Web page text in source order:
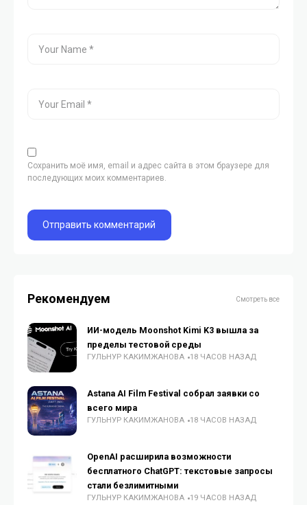
Сохранить моё имя, email и адрес сайта в этом браузере для
последующих моих комментариев.
Рекомендуем Смотреть все
ИИ-модель Moonshot Kimi K3 вышла за
пределы тестовой среды
ГУЛЬНУР КАКИМЖАНОВА 18 ЧАСОВ НАЗАД
Astana AI Film Festival собрал заявки со
всего мира
ГУЛЬНУР КАКИМЖАНОВА 18 ЧАСОВ НАЗАД
OpenAI расширила возможности
бесплатного ChatGPT: текстовые запросы
стали безлимитными
ГУЛЬНУР КАКИМЖАНОВА 19 ЧАСОВ НАЗАД